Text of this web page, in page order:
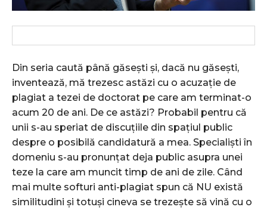
Din seria caută până găsești și, dacă nu găsești,
inventează, mă trezesc astăzi cu o acuzație de
plagiat a tezei de doctorat pe care am terminat-o
acum 20 de ani. De ce astăzi? Probabil pentru că
unii s-au speriat de discuțiile din spațiul public
despre o posibilă candidatură a mea. Specialiști în
domeniu s-au pronunțat deja public asupra unei
teze la care am muncit timp de ani de zile. Când
mai multe softuri anti-plagiat spun că NU există
similitudini și totuși cineva se trezește să vină cu o